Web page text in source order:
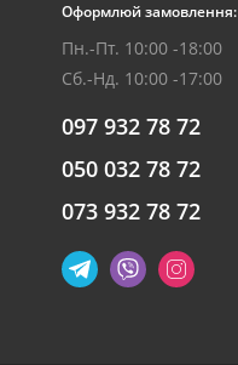
Оформлюй замовлення:
Пн.-Пт. 10:00 -18:00
Сб.-Нд. 10:00 -17:00
097 932 78 72
050 032 78 72
073 932 78 72